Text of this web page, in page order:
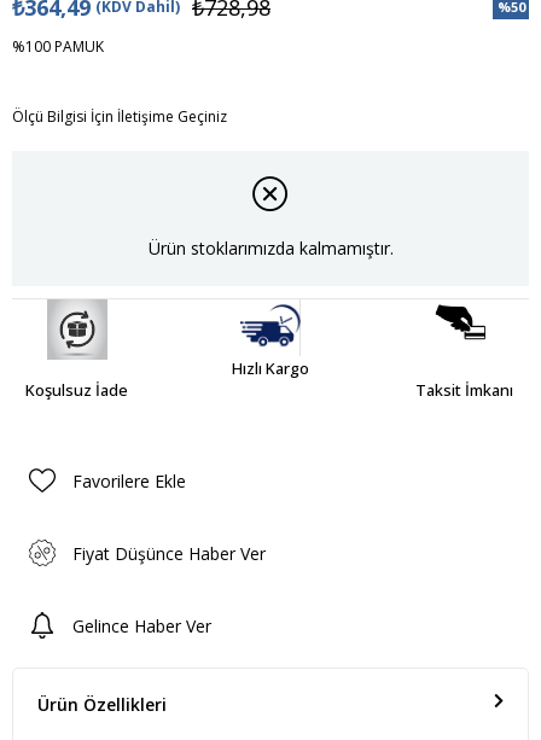
%50
₺728,98
₺364,49 (KDV Dahil)
%100 PAMUK
Ölçü Bilgisi İçin İletişime Geçiniz
Ürün stoklarımızda kalmamıştır.
Koşulsuz İade
Hızlı Kargo
Taksit İmkanı
Favorilere Ekle
Fiyat Düşünce Haber Ver
Gelince Haber Ver
Ürün Özellikleri